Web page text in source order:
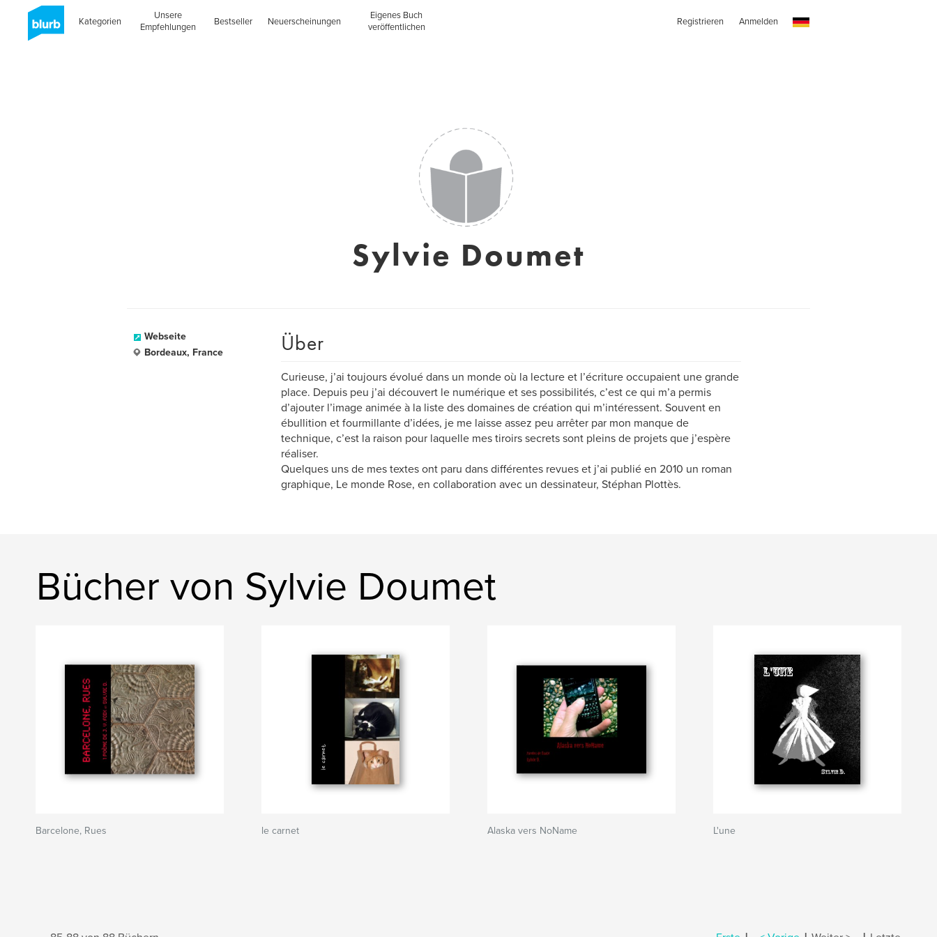
Kategorien
Unsere
Empfehlungen
Bestseller Neuerscheinungen
Eigenes Buch
veröffentlichen
Registrieren Anmelden
Sylvie Doumet
Webseite
Bordeaux, France
Über
Curieuse, j’ai toujours évolué dans un monde où la lecture et l’écriture occupaient une grande
place. Depuis peu j’ai découvert le numérique et ses possibilités, c’est ce qui m’a permis
d’ajouter l’image animée à la liste des domaines de création qui m’intéressent. Souvent en
ébullition et fourmillante d’idées, je me laisse assez peu arrêter par mon manque de
technique, c’est la raison pour laquelle mes tiroirs secrets sont pleins de projets que j’espère
réaliser.
Quelques uns de mes textes ont paru dans différentes revues et j’ai publié en 2010 un roman
graphique, Le monde Rose, en collaboration avec un dessinateur, Stéphan Plottès.
Bücher von Sylvie Doumet
Barcelone, Rues le carnet Alaska vers NoName L'une